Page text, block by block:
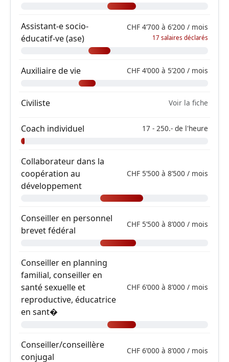
Assistant-e socio-
éducatif-ve (ase)
CHF 4’700 à 6’200 / mois
17 salaires déclarés
Auxiliaire de vie CHF 4’000 à 5’200 / mois
Civiliste Voir la fiche
Coach individuel 17 - 250.- de l'heure
Collaborateur dans la
coopération au
développement
CHF 5’500 à 8’500 / mois
Conseiller en personnel
brevet fédéral
CHF 5’500 à 8’000 / mois
Conseiller en planning
familial, conseiller en
santé sexuelle et
reproductive, éducatrice
en sant�
CHF 6’000 à 8’000 / mois
Conseiller/conseillère
conjugal
CHF 6’000 à 8’000 / mois